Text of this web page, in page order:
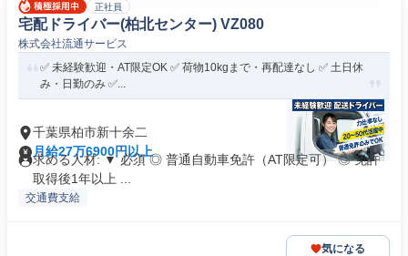
正社員
宅配ドライバー(柏北センター) VZ080
株式会社流通サービス
✅ 未経験歓迎・AT限定OK ✅ 荷物10kgまで・再配達なし ✅ 土日休
み・日勤のみ ✅...
千葉県柏市新十余二
月給27万6900円以上
求める人材: ▼ 必須 ◎ 普通自動車免許（AT限定可） ◎ 免許
取得後1年以上 ...
交通費支給
気になる